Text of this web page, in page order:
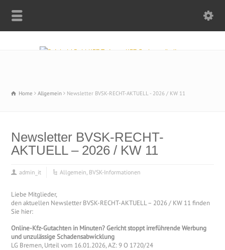
Home Allgemein Newsletter BVSK-RECHT-AKTUELL - 2026 / KW 11
Newsletter BVSK-RECHT-
AKTUELL – 2026 / KW 11
admin_it Allgemein, BVSK-Informationen
Liebe Mitglieder,
den aktuellen Newsletter BVSK-RECHT-AKTUELL – 2026 / KW 11 finden
Sie hier:
Online-Kfz-Gutachten in Minuten? Gericht stoppt irreführende Werbung
und unzulässige Schadensabwicklung
LG Bremen, Urteil vom 16.01.2026, AZ: 9 O 1720/24